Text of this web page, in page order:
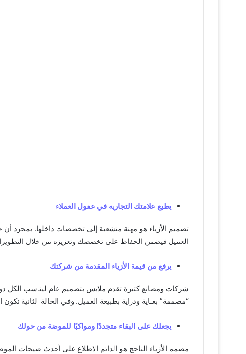
يطبع علامتك التجارية في عقول العملاء
تصميم الأزياء هو مهنة متشعبة إلى تخصصات داخلها.
العميل فيضمن الحفاظ على تخصصك وتعزيزه من خلال
يرفع من قيمة الأزياء المقدمة من شركتك
شركات ومصانع كثيرة تقدم ملابس بتصميم عام ليناسب الكل
“مصممة” بعناية ودراية بطبيعة العميل. وفي الحالة الثانية
يجعلك على البقاء متجددًا ومواكبًا للموضة من حولك
مصمم الأزياء الناجح هو الدائم الاطلاع على أحدث صيحات